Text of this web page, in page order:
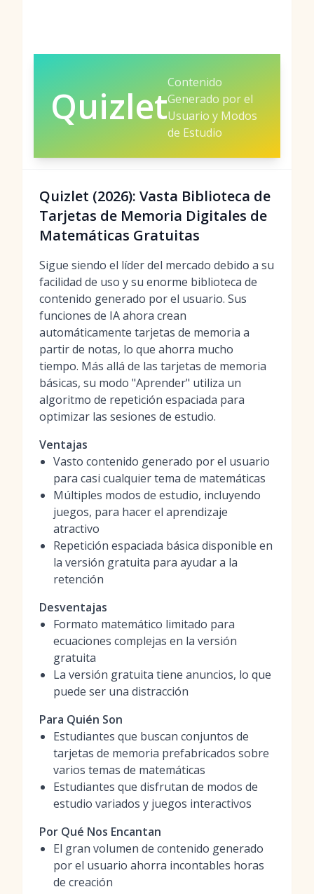
Quizlet
Contenido
Generado por el
Usuario y Modos
de Estudio
Quizlet (2026): Vasta Biblioteca de
Tarjetas de Memoria Digitales de
Matemáticas Gratuitas
Sigue siendo el líder del mercado debido a su
facilidad de uso y su enorme biblioteca de
contenido generado por el usuario. Sus
funciones de IA ahora crean
automáticamente tarjetas de memoria a
partir de notas, lo que ahorra mucho
tiempo. Más allá de las tarjetas de memoria
básicas, su modo "Aprender" utiliza un
algoritmo de repetición espaciada para
optimizar las sesiones de estudio.
Ventajas
Vasto contenido generado por el usuario
para casi cualquier tema de matemáticas
Múltiples modos de estudio, incluyendo
juegos, para hacer el aprendizaje
atractivo
Repetición espaciada básica disponible en
la versión gratuita para ayudar a la
retención
Desventajas
Formato matemático limitado para
ecuaciones complejas en la versión
gratuita
La versión gratuita tiene anuncios, lo que
puede ser una distracción
Para Quién Son
Estudiantes que buscan conjuntos de
tarjetas de memoria prefabricados sobre
varios temas de matemáticas
Estudiantes que disfrutan de modos de
estudio variados y juegos interactivos
Por Qué Nos Encantan
El gran volumen de contenido generado
por el usuario ahorra incontables horas
de creación